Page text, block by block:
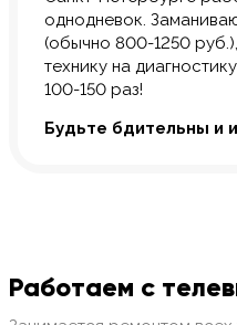
однодневок.
(обычно 800-1250
технику на
100-150 раз!
Будьте бдительны и
Работаем с